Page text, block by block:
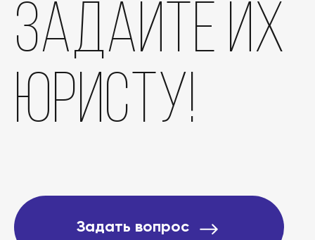
задайте их
юристу!
Задать вопрос
Отзывы
О компании